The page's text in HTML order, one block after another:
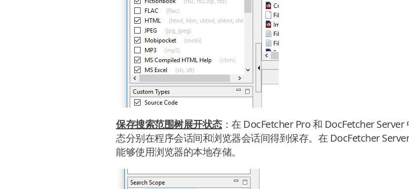
保存搜索范围树展开状态：在 DocFetcher Pro 和 DocFetcher
态分别在程序会话间和浏览器会话间得到保存。在 DocFetcher
能够使用浏览器的本地存储。